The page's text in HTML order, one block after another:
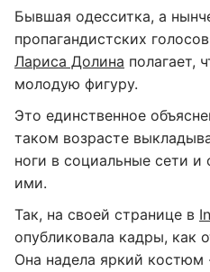
Бывшая одесситка, а
пропагандистских
Лариса Долина полагает,
молодую фигуру.
Это единственное
таком возрасте
ноги в социальные сети и
ими.
Так, на своей странице в
опубликовала кадры, как
Она надела яркий костюм